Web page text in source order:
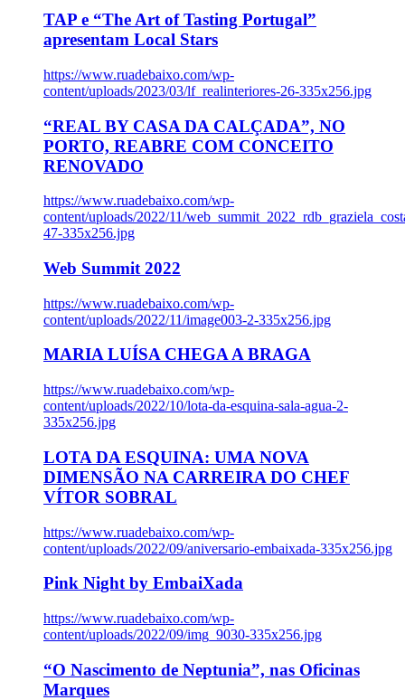
TAP e “The Art of Tasting Portugal”
apresentam Local Stars
https://www.ruadebaixo.com/wp-
content/uploads/2023/03/lf_realinteriores-26-335x256.jpg
“REAL BY CASA DA CALÇADA”, NO
PORTO, REABRE COM CONCEITO
RENOVADO
https://www.ruadebaixo.com/wp-
content/uploads/2022/11/
47-335x256.jpg
Web Summit 2022
https://www.ruadebaixo.com/wp-
content/uploads/2022/11/image003-2-335x256.jpg
MARIA LUÍSA CHEGA A BRAGA
https://www.ruadebaixo.com/wp-
content/uploads/2022/10/lota-da-esquina-sala-agua-2-
335x256.jpg
LOTA DA ESQUINA: UMA NOVA
DIMENSÃO NA CARREIRA DO CHEF
VÍTOR SOBRAL
https://www.ruadebaixo.com/wp-
content/uploads/2022/09/aniversario-embaixada-335x256.jpg
Pink Night by EmbaiXada
https://www.ruadebaixo.com/wp-
content/uploads/2022/09/img_9030-335x256.jpg
“O Nascimento de Neptunia”, nas Oficinas
Marques